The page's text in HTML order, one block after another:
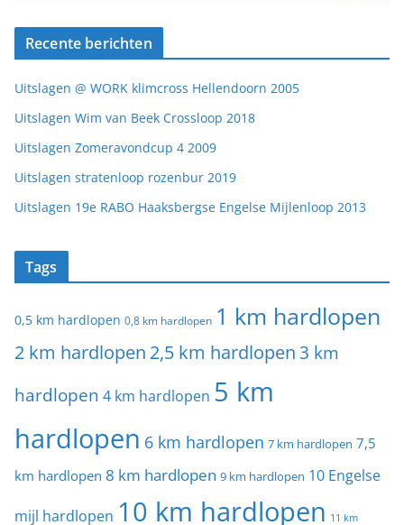
Recente berichten
Uitslagen @ WORK klimcross Hellendoorn 2005
Uitslagen Wim van Beek Crossloop 2018
Uitslagen Zomeravondcup 4 2009
Uitslagen stratenloop rozenbur 2019
Uitslagen 19e RABO Haaksbergse Engelse Mijlenloop 2013
Tags
0,5 km hardlopen 0,8 km hardlopen 1 km hardlopen
2 km hardlopen 2,5 km hardlopen 3 km
hardlopen 4 km hardlopen 5 km
hardlopen 6 km hardlopen 7 km hardlopen 7,5
km hardlopen 8 km hardlopen 9 km hardlopen 10 Engelse
mijl hardlopen 10 km hardlopen 11 km